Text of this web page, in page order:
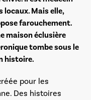
locaux. Mais elle,
farouchement.
maison éclusière
tombe sous le
histoire.
pour les
Des histoires